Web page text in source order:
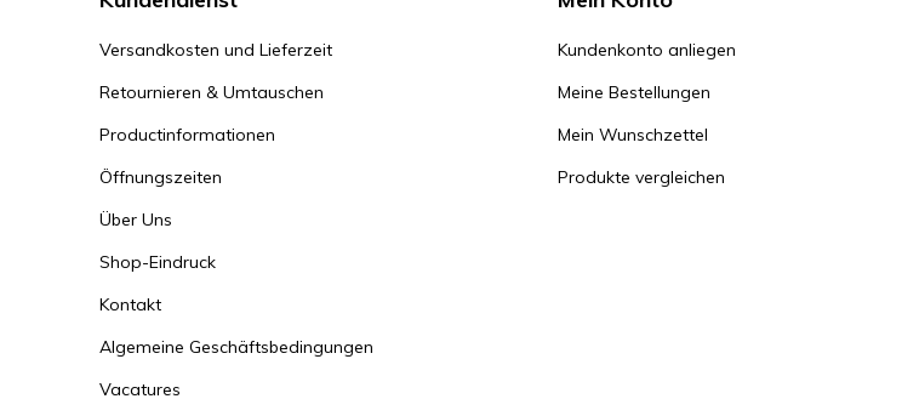
Versandkosten und Lieferzeit
Retournieren & Umtauschen
Productinformationen
Öffnungszeiten
Über Uns
Shop-Eindruck
Kontakt
Algemeine Geschäftsbedingungen
Vacatures
Kundenkonto anliegen
Meine Bestellungen
Mein Wunschzettel
Produkte vergleichen